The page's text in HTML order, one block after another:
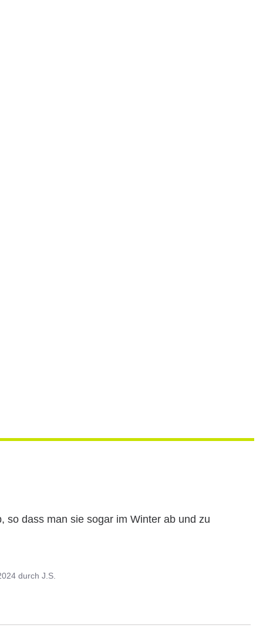
so dass man sie sogar im Winter ab und zu
durchJ.S.